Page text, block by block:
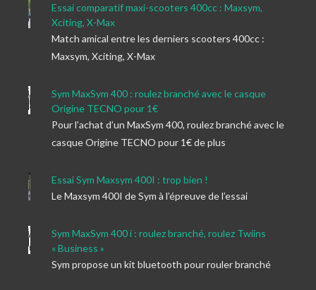
Essai comparatif maxi-scooters 400cc : Maxsym,
Xciting, X-Max
Match amical entre les derniers scooters 400cc :
Maxsym, Xciting, X-Max
Sym MaxSym 400 : roulez branché avec le casque
Origine TECNO pour 1€
Pour l’achat d’un MaxSym 400, roulez branché avec le
casque Origine TECNO pour 1€ de plus
Essai Sym Maxsym 400I : trop bien !
Le Maxsym 400I de Sym à l’épreuve de l’essai
Sym MaxSym 400 i : roulez branché, roulez Twiins
« Business »
Sym propose un kit bluetooth pour rouler branché